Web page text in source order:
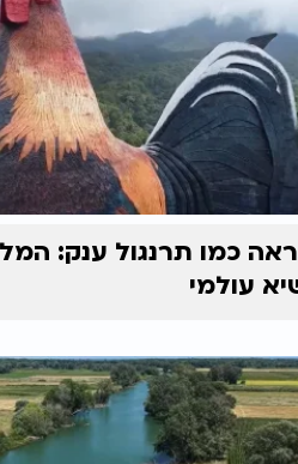
כמו תרנגול ענק:
עולמי